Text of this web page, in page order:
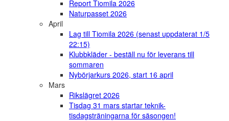
Report Tiomila 2026
Naturpasset 2026
April
Lag till Tiomila 2026 (senast uppdaterat 1/5
22:15)
Klubbkläder - beställ nu för leverans till
sommaren
Nybörjarkurs 2026, start 16 april
Mars
Rikslägret 2026
Tisdag 31 mars startar teknik-
tisdagsträningarna för säsongen!